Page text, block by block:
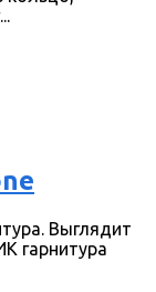
Выглядит
гарнитура